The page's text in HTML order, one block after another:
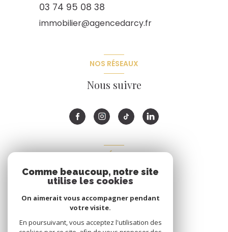
03 74 95 08 38
immobilier@agencedarcy.fr
NOS RÉSEAUX
Nous suivre
ADHÉRENTS
Nous adhérons
Comme beaucoup, notre site
utilise les cookies
On aimerait vous accompagner pendant
votre visite.
En poursuivant, vous acceptez l'utilisation des